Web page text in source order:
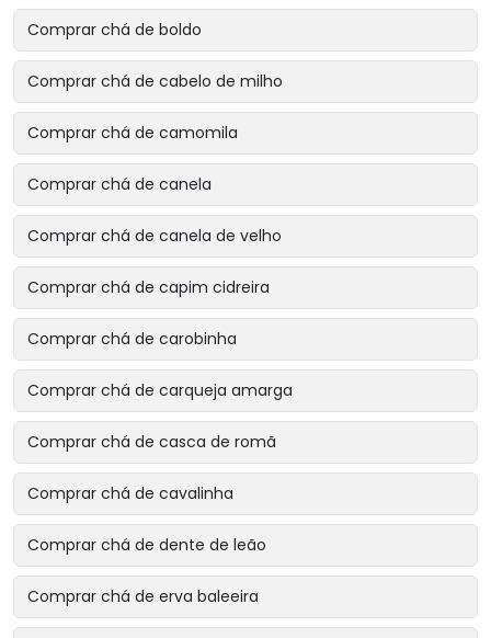
Comprar chá de boldo
Comprar chá de cabelo de milho
Comprar chá de camomila
Comprar chá de canela
Comprar chá de canela de velho
Comprar chá de capim cidreira
Comprar chá de carobinha
Comprar chá de carqueja amarga
Comprar chá de casca de romã
Comprar chá de cavalinha
Comprar chá de dente de leão
Comprar chá de erva baleeira